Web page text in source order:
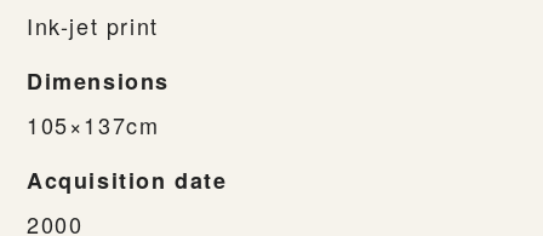
Ink-jet print
Dimensions
105×137cm
Acquisition date
2000